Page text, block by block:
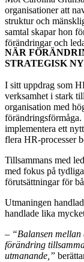
organisationer att
struktur och
samtal skapar hon
förändringar och
NÄR
STRATEGISK
I sitt uppdrag som
verksamhet i stark
organisation med
implementera ett
flera HR-processer
Tillsammans med
med fokus på
förutsättningar för
Utmaningen
handlade lika
– “Balansen
förändring
utmanande,”